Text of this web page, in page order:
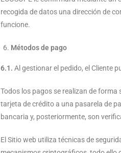
recogida de datos una dirección de
funcione.
Métodos de pago
6.1. Al gestionar el pedido, el Cliente
Todos los pagos se realizan de
tarjeta de crédito a una pasarela de
bancaria y, posteriormente, son
El Sitio web utiliza técnicas de